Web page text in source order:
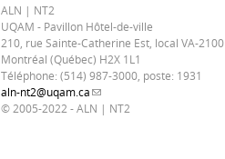
ALN | NT2
UQAM - Pavillon Hôtel-de-ville
210, rue Sainte-Catherine Est, local VA-2100
Montréal (Québec) H2X 1L1
Téléphone: (514) 987-3000, poste: 1931
aln-nt2@uqam.ca(link sends e-mail)
© 2005-2022 - ALN | NT2